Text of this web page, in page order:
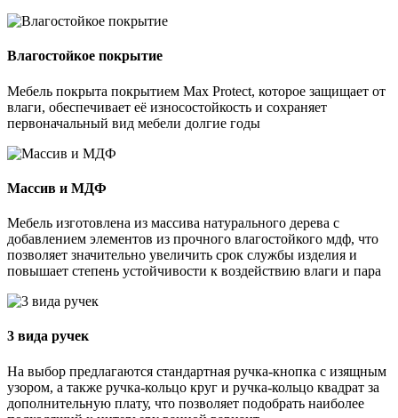
Влагостойкое покрытие
Мебель покрыта покрытием Max Protect, которое защищает от
влаги, обеспечивает её износостойкость и сохраняет
первоначальный вид мебели долгие годы
Массив и МДФ
Мебель изготовлена из массива натурального дерева с
добавлением элементов из прочного влагостойкого мдф, что
позволяет значительно увеличить срок службы изделия и
повышает степень устойчивости к воздействию влаги и пара
3 вида ручек
На выбор предлагаются стандартная ручка-кнопка с изящным
узором, а также ручка-кольцо круг и ручка-кольцо квадрат за
дополнительную плату, что позволяет подобрать наиболее